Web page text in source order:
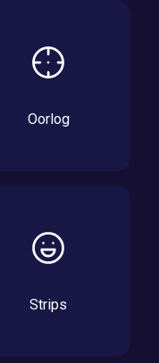
Oorlog
Strips